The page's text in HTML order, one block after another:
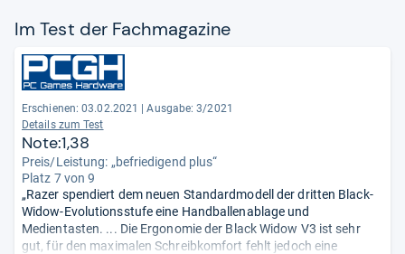
Im Test der Fach­ma­ga­zine
Erschienen: 03.02.2021 | Ausgabe: 3/2021
Details zum Test
Note:1,38
Preis/Leistung: „befriedigend plus“
Platz 7 von 9
„Razer spendiert dem neuen Standardmodell der dritten Black-
Widow-Evolutionsstufe eine Handballenablage und
Medientasten. ... Die Ergonomie der Black Widow V3 ist sehr
gut, für den maximalen Schreibkomfort fehlt jedoch eine